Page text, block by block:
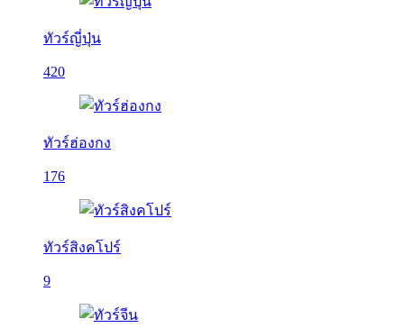
ทัวร์ญี่ปุ่น
420
ทัวร์ฮ่องกง
176
ทัวร์สิงคโปร์
9